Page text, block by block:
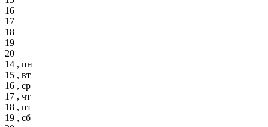
16
17
18
19
20
14 , пн
15 , вт
16 , ср
17 , чт
18 , пт
19 , сб